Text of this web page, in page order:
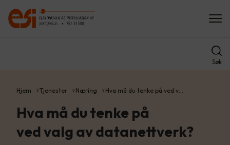
Søk
Hjem Tjenester Næring Hva må du tenke på ved v…
Hva må du tenke på
ved valg av datanettverk?